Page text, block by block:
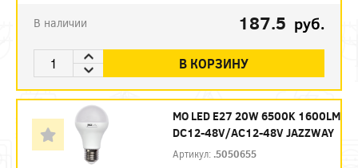
В наличии 187.5 руб.
В КОРЗИНУ
МО LED E27 20W 6500K 1600LM
DC12-48V/AC12-48V JAZZWAY
Артикул: .5050655